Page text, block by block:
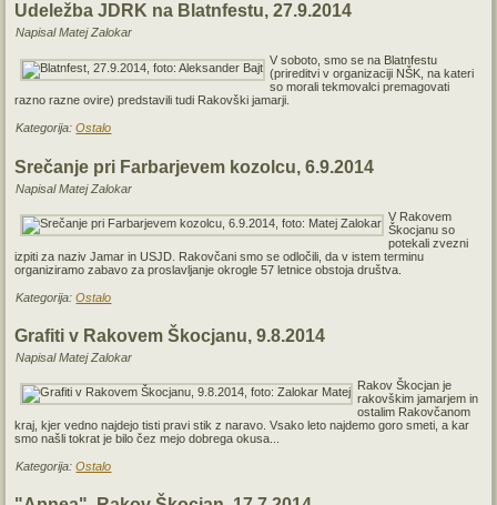
Udeležba JDRK na Blatnfestu, 27.9.2014
Napisal Matej Zalokar
V soboto, smo se na Blatnfestu
(prireditvi v organizaciji NŠK, na kateri
so morali tekmovalci premagovati
razno razne ovire) predstavili tudi Rakovški jamarji.
Kategorija:Ostalo
Srečanje pri Farbarjevem kozolcu, 6.9.2014
Napisal Matej Zalokar
V Rakovem
Škocjanu so
potekali zvezni
izpiti za naziv Jamar in USJD. Rakovčani smo se odločili, da v istem terminu
organiziramo zabavo za proslavljanje okrogle 57 letnice obstoja društva.
Kategorija:Ostalo
Grafiti v Rakovem Škocjanu, 9.8.2014
Napisal Matej Zalokar
Rakov Škocjan je
rakovškim jamarjem in
ostalim Rakovčanom
kraj, kjer vedno najdejo tisti pravi stik z naravo. Vsako leto najdemo goro smeti, a kar
smo našli tokrat je bilo čez mejo dobrega okusa...
Kategorija:Ostalo